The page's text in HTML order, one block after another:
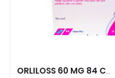
ORLILOSS 60 MG 84 CAPS